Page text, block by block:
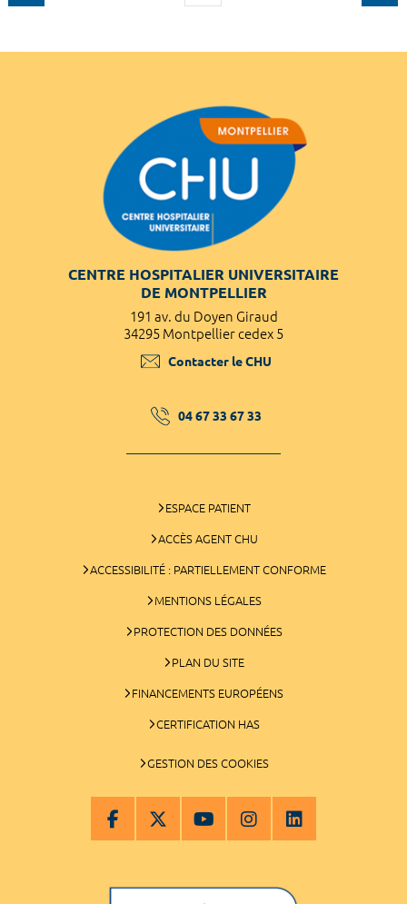
CENTRE HOSPITALIER UNIVERSITAIRE
DE MONTPELLIER
191 av. du Doyen Giraud
34295 Montpellier cedex 5
Contacter le CHU
04 67 33 67 33
ESPACE PATIENT
ACCÈS AGENT CHU
ACCESSIBILITÉ : PARTIELLEMENT CONFORME
MENTIONS LÉGALES
PROTECTION DES DONNÉES
PLAN DU SITE
FINANCEMENTS EUROPÉENS
CERTIFICATION HAS
GESTION DES COOKIES